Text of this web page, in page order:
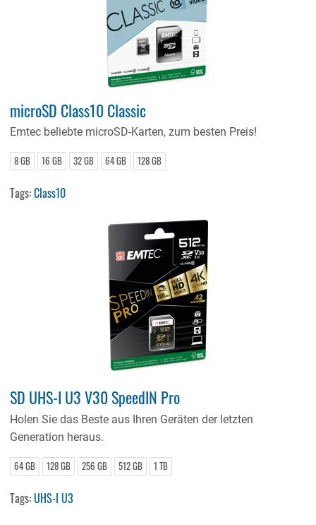
microSD Class10 Classic
Emtec beliebte microSD-Karten, zum besten Preis!
8 GB 16 GB 32 GB 64 GB 128 GB
Tags:Class10
SD UHS-I U3 V30 SpeedIN Pro
Holen Sie das Beste aus Ihren Geräten der letzten
Generation heraus.
64 GB 128 GB 256 GB 512 GB 1 TB
Tags:UHS-I U3